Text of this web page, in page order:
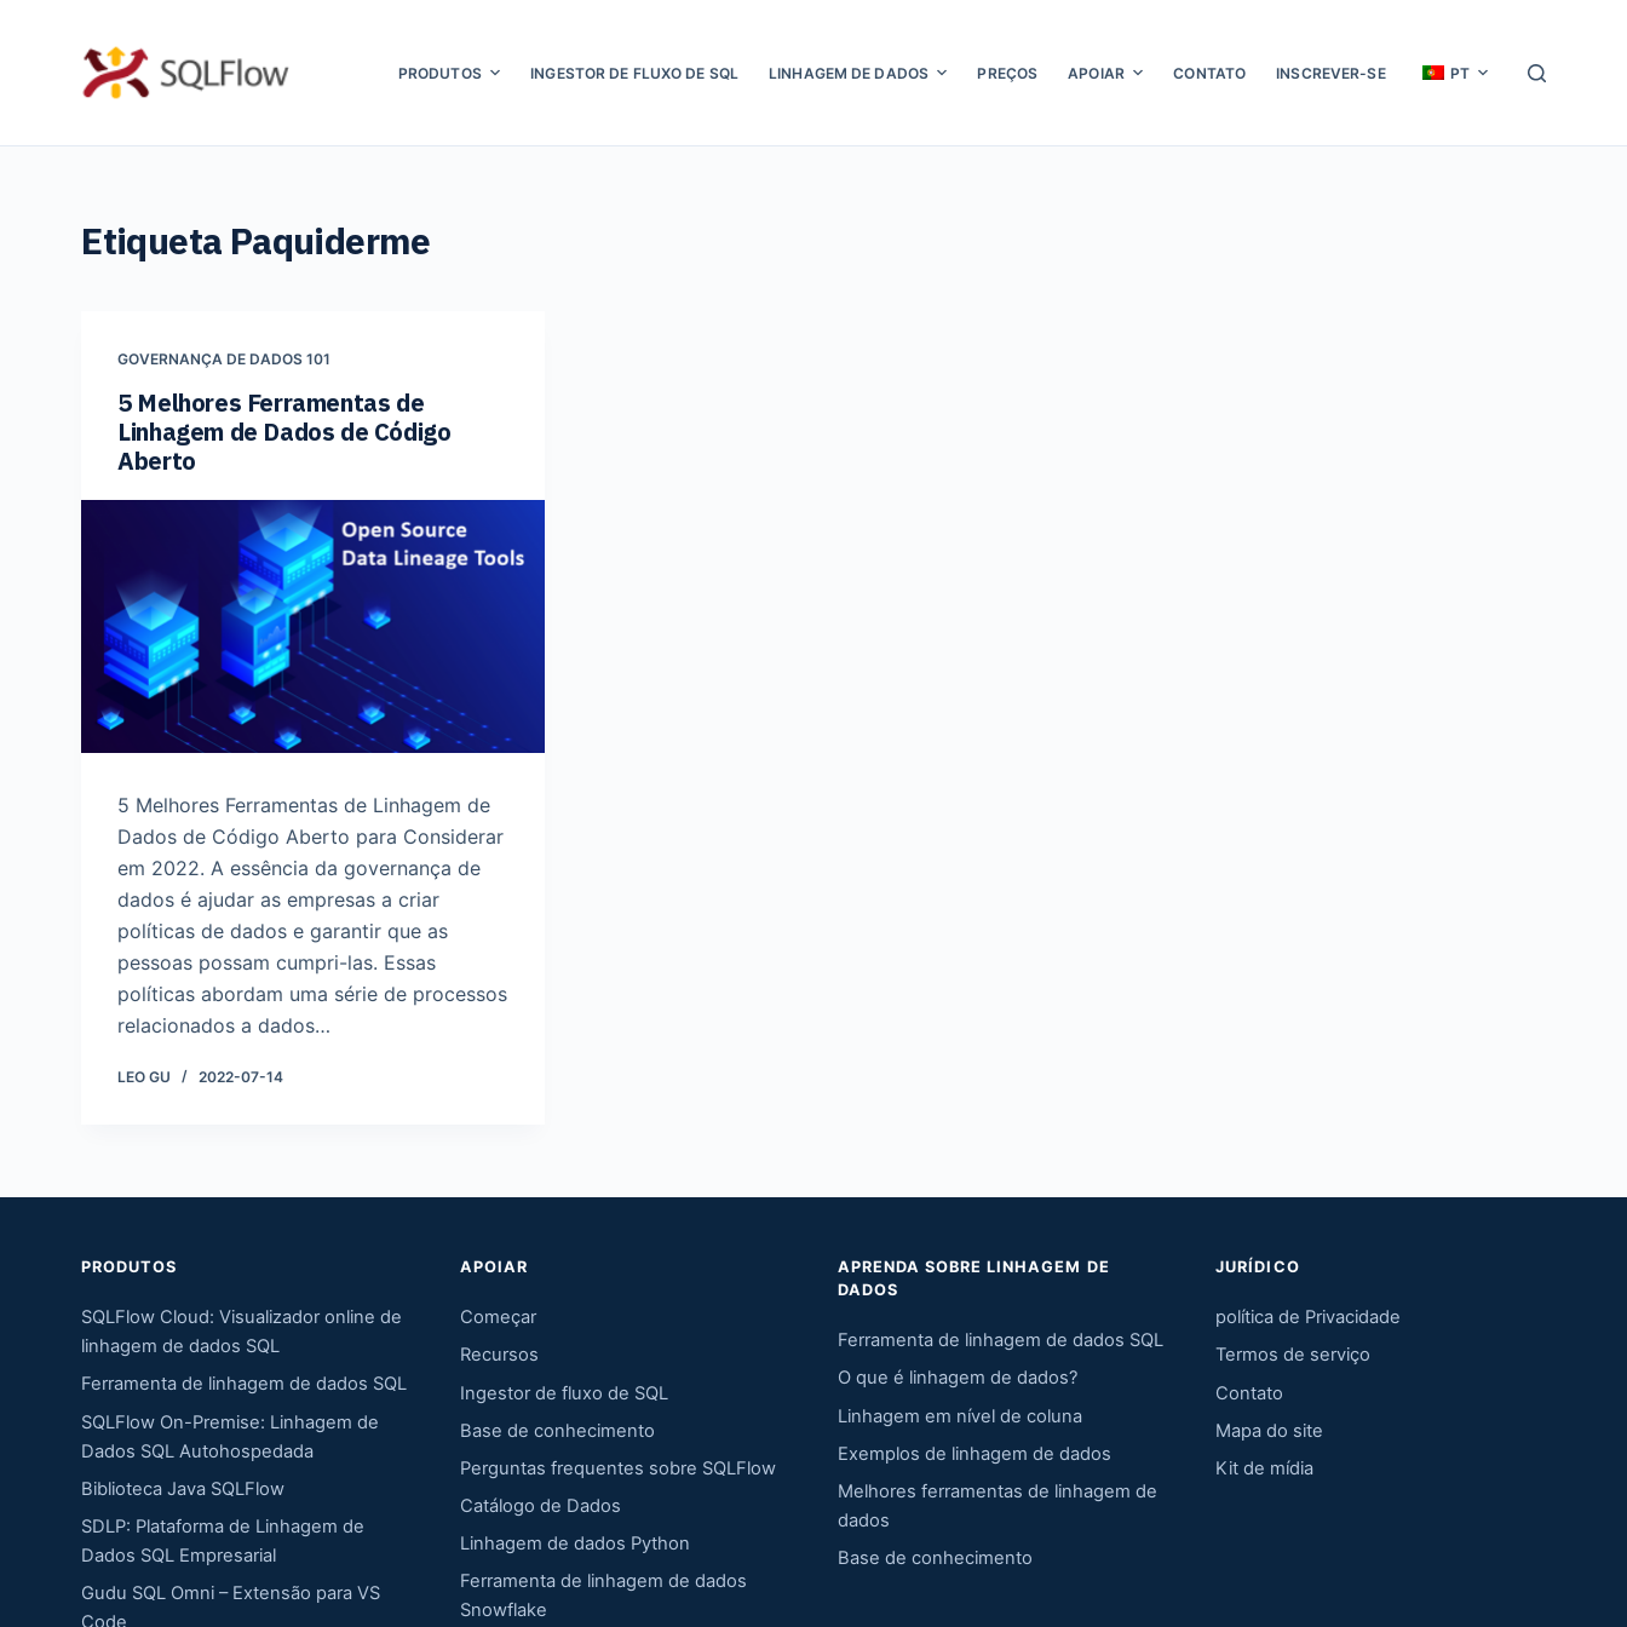
PRODUTOS INGESTOR DE FLUXO DE SQL LINHAGEM DE DADOS PREÇOS APOIAR CONTATO INSCREVER-SE PT
Etiqueta Paquiderme
GOVERNANÇA DE DADOS 101
5 Melhores Ferramentas de
Linhagem de Dados de Código
Aberto
5 Melhores Ferramentas de Linhagem de
Dados de Código Aberto para Considerar
em 2022. A essência da governança de
dados é ajudar as empresas a criar
políticas de dados e garantir que as
pessoas possam cumpri-las. Essas
políticas abordam uma série de processos
relacionados a dados…
LEO GU 2022-07-14
PRODUTOS
SQLFlow Cloud: Visualizador online de
linhagem de dados SQL
Ferramenta de linhagem de dados SQL
SQLFlow On-Premise: Linhagem de
Dados SQL Autohospedada
Biblioteca Java SQLFlow
SDLP: Plataforma de Linhagem de
Dados SQL Empresarial
Gudu SQL Omni – Extensão para VS
Code
APOIAR
Começar
Recursos
Ingestor de fluxo de SQL
Base de conhecimento
Perguntas frequentes sobre SQLFlow
Catálogo de Dados
Linhagem de dados Python
Ferramenta de linhagem de dados
Snowflake
APRENDA SOBRE LINHAGEM DE
DADOS
Ferramenta de linhagem de dados SQL
O que é linhagem de dados?
Linhagem em nível de coluna
Exemplos de linhagem de dados
Melhores ferramentas de linhagem de
dados
Base de conhecimento
JURÍDICO
política de Privacidade
Termos de serviço
Contato
Mapa do site
Kit de mídia